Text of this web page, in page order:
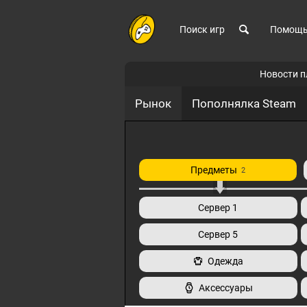
Поиск игр Помощь
Новости
Рынок Пополнялка Steam
Предметы 2
Сервер 1
Сервер 5
Одежда
Аксессуары